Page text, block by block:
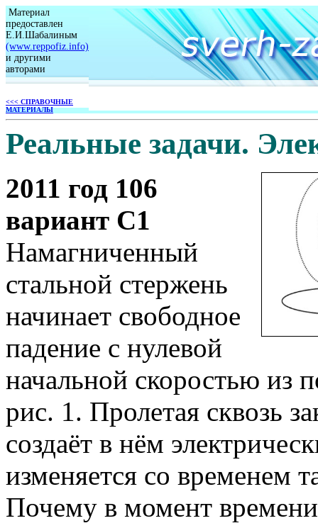
Материал
предоставлен
Е.И.Шабалиным
(www.reppofiz.info)
и другими
авторами
<<< СПРАВОЧНЫЕ
МАТЕРИАЛЫ
Реальные задачи.
2011 год 106
вариант С1
Намагниченный
стальной стержень
начинает свободное
падение с нулевой
начальной скоростью из
рис. 1. Пролетая сквозь
создаёт в нём
изменяется со временем
Почему в момент